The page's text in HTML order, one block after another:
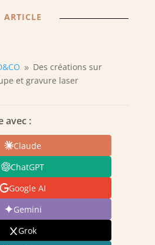
ARTICLE
9 Des créations sur
et gravure laser
avec :
Claude
ChatGPT
Google AI
Gemini
Grok